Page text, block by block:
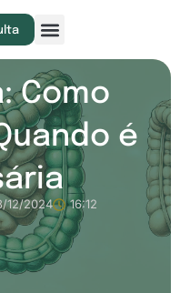
Como
é
12/2024 16:12